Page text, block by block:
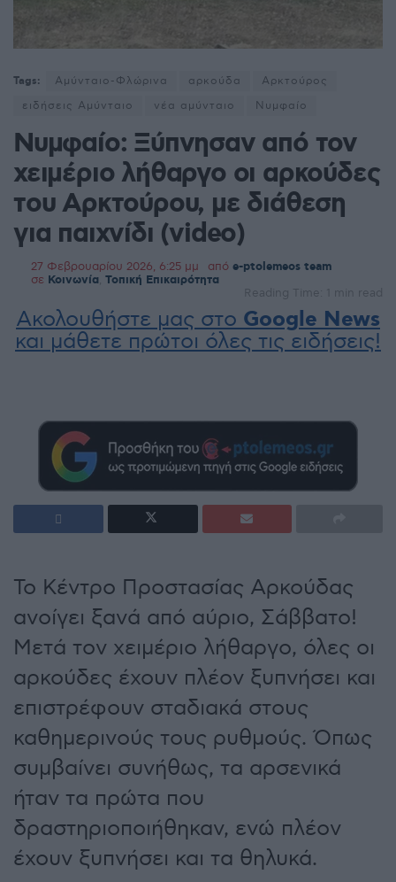
Tags: Αμύνταιο-Φλώρινα αρκούδα
Αρκτούρος
ειδήσεις Αμύνταιο
νέα αμύνταιο Νυμφαίο
Νυμφαίο: Ξύπνησαν από τον
χειμέριο λήθαργο οι αρκούδες
του Αρκτούρου, με διάθεση
για παιχνίδι (video)
27 Φεβρουαρίου 2026, 6:25 μμ από e-ptolemeos team
σε Κοινωνία Τοπική Επικαιρότητα
Reading Time: 1 min read
Ακολουθήστε μας στο Google News
και μάθετε πρώτοι όλες τις ειδήσεις!
Το Κέντρο Προστασίας Αρκούδας
ανοίγει ξανά από αύριο, Σάββατο!
Μετά τον χειμέριο λήθαργο, όλες οι
αρκούδες έχουν πλέον ξυπνήσει και
επιστρέφουν σταδιακά στους
καθημερινούς τους ρυθμούς. Όπως
συμβαίνει συνήθως, τα αρσενικά
ήταν τα πρώτα που
δραστηριοποιήθηκαν, ενώ πλέον
έχουν ξυπνήσει και τα θηλυκά.